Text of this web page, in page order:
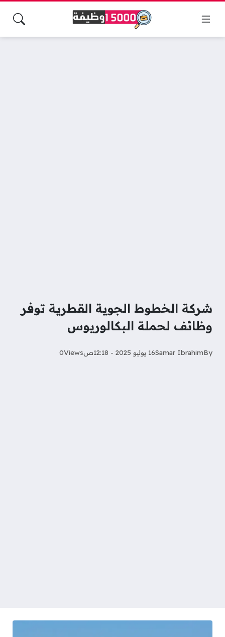
شركة الخطوط الجوية القطرية توفر
وظائف لحملة البكالوريوس
By
Samar Ibrahim16 يوليو 2025 - 12:18ص Views
0